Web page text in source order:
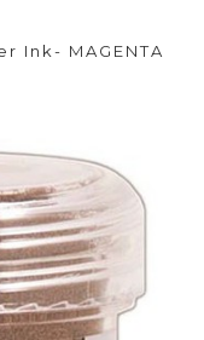
Ink- MAGENTA